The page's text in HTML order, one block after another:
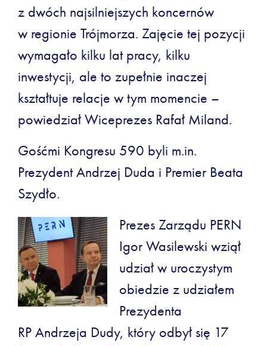
z dwóch najsilniejszych koncernów
w regionie Trójmorza. Zajęcie tej pozycji
wymagało kilku lat pracy, kilku
inwestycji, ale to zupełnie inaczej
kształtuje relacje w tym momencie –
powiedział Wiceprezes Rafał Miland.
Gośćmi Kongresu 590 byli m.in.
Prezydent Andrzej Duda i Premier Beata
Szydło.
Prezes Zarządu PERN
Igor Wasilewski wziął
udział w uroczystym
obiedzie z udziałem
Prezydenta
RP Andrzeja Dudy, który odbył się 17